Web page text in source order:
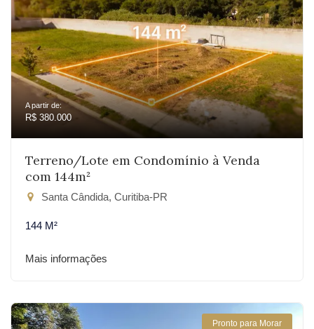
A partir de:
R$ 380.000
Terreno/Lote em Condomínio à Venda
com 144m²
Santa Cândida, Curitiba-PR
144 M²
Mais informações
Pronto para Morar